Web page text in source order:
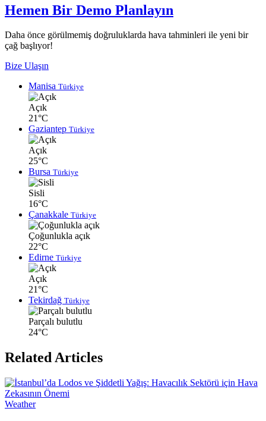
Hemen Bir Demo Planlayın
Daha önce görülmemiş doğruluklarda hava tahminleri ile yeni bir
çağ başlıyor!
Bize Ulaşın
Manisa Türkiye
Açık
21°C
Gaziantep Türkiye
Açık
25°C
Bursa Türkiye
Sisli
16°C
Çanakkale Türkiye
Çoğunlukla açık
22°C
Edirne Türkiye
Açık
21°C
Tekirdağ Türkiye
Parçalı bulutlu
24°C
Related Articles
Weather